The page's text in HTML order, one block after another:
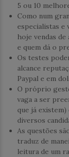
5 ou 10
Como num
especialistas e
hoje vendas
e quem dá o
Os testes
alcance
Paypal e em
O próprio
vaga a ser
que já
diversos
As questões
traduz de
leitura de um